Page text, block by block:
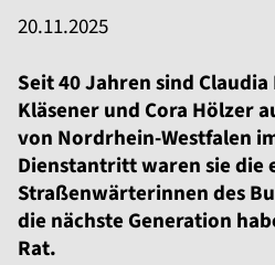
20.11.2025
Seit 40 Jahren sind
Kläsener und Cora Hölzer
von Nordrhein-Westfalen
Dienstantritt waren sie die
Straßenwärterinnen des
die nächste Generation
Rat.